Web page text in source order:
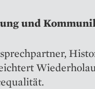
und